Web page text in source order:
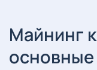
Майнинг
основные